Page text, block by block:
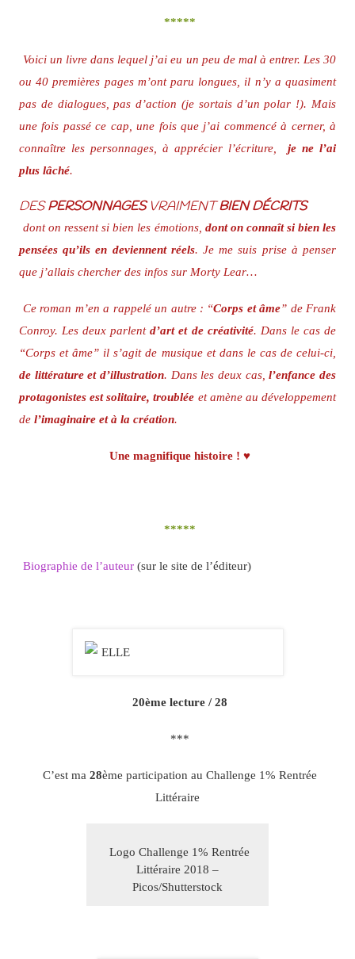
*****
Voici un livre dans lequel j’ai eu un peu de mal à entrer. Les 30
ou 40 premières pages m’ont paru longues, il n’y a quasiment
pas de dialogues, pas d’action (je sortais d’un polar !). Mais
une fois passé ce cap, une fois que j’ai commencé à cerner, à
connaître les personnages, à apprécier l’écriture,je ne l’ai
plus lâché.
DESPERSONNAGESVRAIMENTBIEN DÉCRITS
dont on ressent si bien les émotions, dont on connaît si bien les
pensées qu’ils en deviennent réels. Je me suis prise à penser
que j’allais chercher des infos sur Morty Lear…
Ce roman m’en a rappelé un autre : “Corps et âme” de Frank
Conroy. Les deux parlentd’art et de créativité. Dans le cas de
“Corps et âme” il s’agit de musique et dans le cas de celui-ci,
de littérature et d’illustration. Dans les deux cas,l’enfance des
protagonistes est solitaire, troublée et amène au développement
de l’imaginaire et à la création.
Une magnifique histoire ! ♥
*****
Biographie de l’auteur(sur le site de l’éditeur)
20ème lecture / 28
***
C’est ma 28ème participation au Challenge 1% Rentrée
Littéraire
Logo Challenge 1% Rentrée
Littéraire 2018 –
Picos/Shutterstock